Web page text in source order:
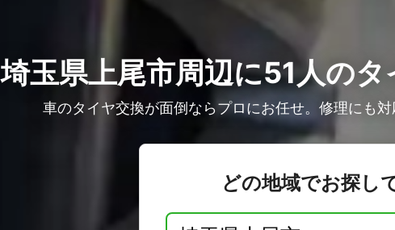
埼玉県上尾市周辺に51人のタ
車のタイヤ交換が面倒ならプロにお任せ。修理にも
どの地域でお探し